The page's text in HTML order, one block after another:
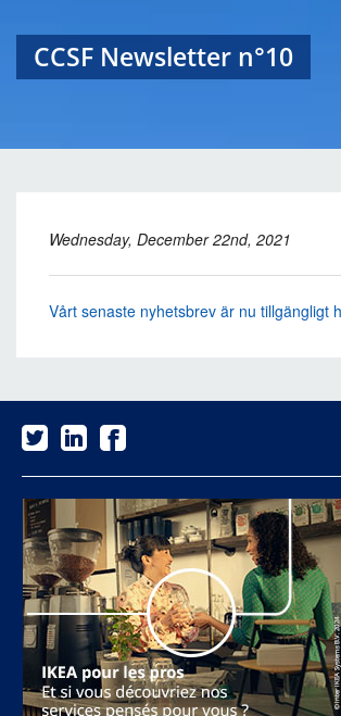
CCSF Newsletter n°10
Wednesday, December 22nd, 2021
Vårt senaste nyhetsbrev är nu tillgängligt